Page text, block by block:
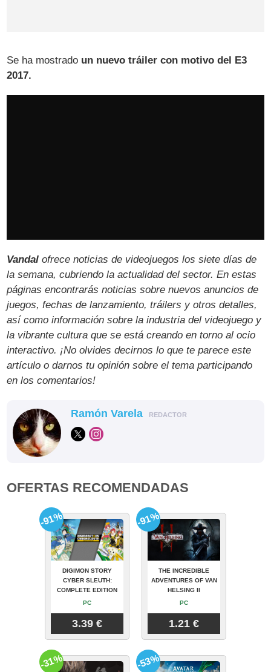
Se ha mostrado un nuevo tráiler con motivo del E3
2017.
Vandal ofrece noticias de videojuegos los siete días de
la semana, cubriendo la actualidad del sector. En estas
páginas encontrarás noticias sobre nuevos anuncios de
juegos, fechas de lanzamiento, tráilers y otros detalles,
así como información sobre la industria del videojuego y
la vibrante cultura que se está creando en torno al ocio
interactivo. ¡No olvides decirnos lo que te parece este
artículo o darnos tu opinión sobre el tema participando
en los comentarios!
Ramón Varela REDACTOR
OFERTAS RECOMENDADAS
DIGIMON STORY
CYBER SLEUTH:
COMPLETE EDITION
PC
3.39 €
-91%
THE INCREDIBLE
ADVENTURES OF VAN
HELSING II
PC
1.21 €
-91%
-31% -53%